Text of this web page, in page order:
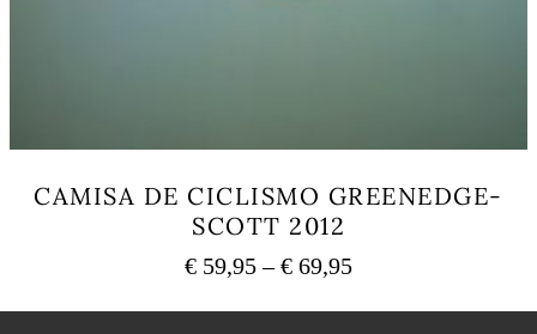
CAMISA DE CICLISMO GREENEDGE-
SCOTT 2012
€ 59,95 – € 69,95Price
€ 59,95